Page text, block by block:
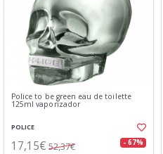
Police to be green eau de toilette
125ml vaporizador
POLICE
17,15€ 52,37€ - 67%